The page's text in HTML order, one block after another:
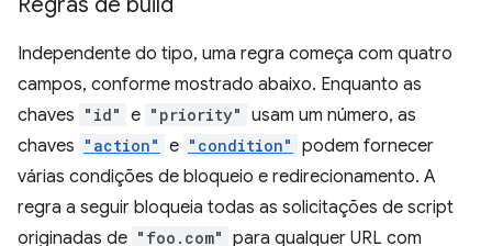
Independente do tipo, uma regra começa com quatro
campos, conforme mostrado abaixo. Enquanto as
chaves "id" e "priority" usam um número, as
chaves "action" e "condition" podem fornecer
várias condições de bloqueio e redirecionamento. A
regra a seguir bloqueia todas as solicitações de script
originadas de "foo.com" para qualquer URL com